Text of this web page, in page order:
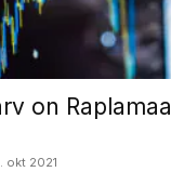
on Raplamaal
okt 2021